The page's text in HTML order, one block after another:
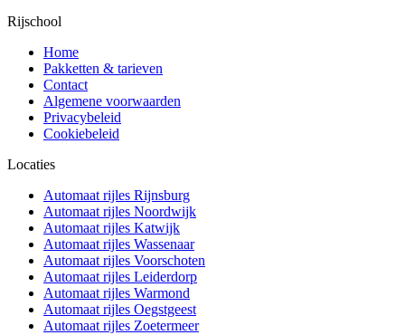
Rijschool
Home
Pakketten & tarieven
Contact
Algemene voorwaarden
Privacybeleid
Cookiebeleid
Locaties
Automaat rijles Rijnsburg
Automaat rijles Noordwijk
Automaat rijles Katwijk
Automaat rijles Wassenaar
Automaat rijles Voorschoten
Automaat rijles Leiderdorp
Automaat rijles Warmond
Automaat rijles Oegstgeest
Automaat rijles Zoetermeer